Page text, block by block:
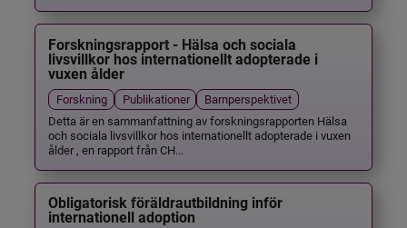
Forskningsrapport - Hälsa och sociala
livsvillkor hos internationellt adopterade i
vuxen ålder
Forskning Publikationer
Barnperspektivet
Detta är en sammanfattning av forskningsrapporten Hälsa
och sociala livsvillkor hos internationellt adopterade i vuxen
ålder , en rapport från CH...
Obligatorisk föräldrautbildning inför
internationell adoption